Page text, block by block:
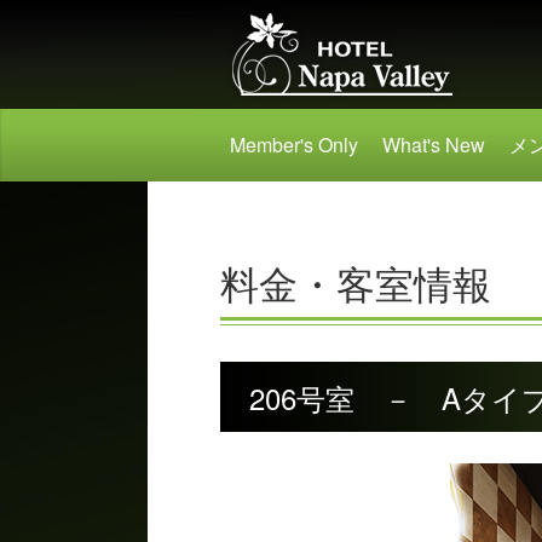
Member's Only What's New メ
料金・客室情報
206号室 － Aタイ